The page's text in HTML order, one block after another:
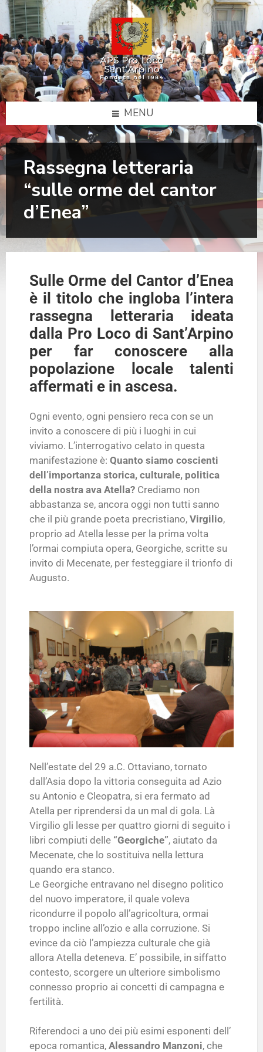
MENU
Rassegna letteraria
“sulle orme del cantor
d’Enea”
Sulle Orme del Cantor d’Enea
è il titolo che ingloba l’intera
rassegna letteraria ideata
dalla Pro Loco di Sant’Arpino
per far conoscere alla
popolazione locale talenti
affermati e in ascesa.
Ogni evento, ogni pensiero reca con se un
invito a conoscere di più i luoghi in cui
viviamo. L’interrogativo celato in questa
manifestazione è: Quanto siamo coscienti
dell’importanza storica, culturale, politica
della nostra ava Atella? Crediamo non
abbastanza se, ancora oggi non tutti sanno
che il più grande poeta precristiano, Virgilio,
proprio ad Atella lesse per la prima volta
l’ormai compiuta opera, Georgiche, scritte su
invito di Mecenate, per festeggiare il trionfo di
Augusto.
Nell’estate del 29 a.C. Ottaviano, tornato
dall’Asia dopo la vittoria conseguita ad Azio
su Antonio e Cleopatra, si era fermato ad
Atella per riprendersi da un mal di gola. Là
Virgilio gli lesse per quattro giorni di seguito i
libri compiuti delle “Georgiche”, aiutato da
Mecenate, che lo sostituiva nella lettura
quando era stanco.
Le Georgiche entravano nel disegno politico
del nuovo imperatore, il quale voleva
ricondurre il popolo all’agricoltura, ormai
troppo incline all’ozio e alla corruzione. Si
evince da ciò l’ampiezza culturale che già
allora Atella deteneva. E’ possibile, in siffatto
contesto, scorgere un ulteriore simbolismo
connesso proprio ai concetti di campagna e
fertilità.
Riferendoci a uno dei più esimi esponenti dell’
epoca romantica, Alessandro Manzoni, che